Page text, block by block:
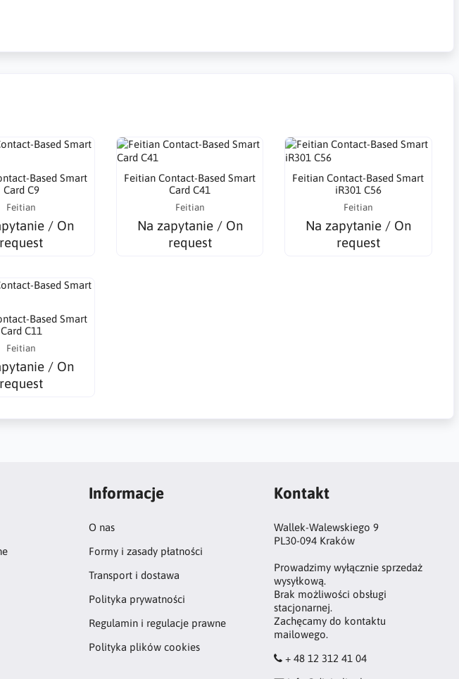
Based Smart
Card C9
Feitian
/ On
request
Feitian Contact-Based Smart
Card C41
Feitian
Na zapytanie / On
request
Feitian Contact-Based Smart
iR301 C56
Feitian
Na zapytanie / On
request
Based Smart
Card C11
Feitian
/ On
request
Informacje
O nas
Formy i zasady płatności
Transport i dostawa
Polityka prywatności
Regulamin i regulacje prawne
Polityka plików cookies
Kontakt
Wallek-Walewskiego 9
PL30-094 Kraków
Prowadzimy wyłącznie sprzedaż
wysyłkową.
Brak możliwości obsługi
stacjonarnej.
Zachęcamy do kontaktu
mailowego.
+ 48 12 312 41 04